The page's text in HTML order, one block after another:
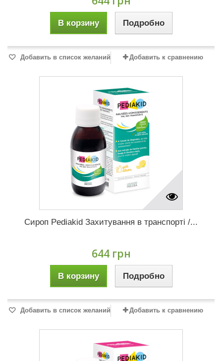
В корзину Подробно
Добавить в список желаний Добавить к сравнению
Сироп Pediakid Захитування в транспорті /...
644 грн
В корзину Подробно
Добавить в список желаний Добавить к сравнению